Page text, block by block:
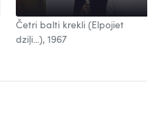
Četri balti krekli (Elpojiet
dziļi...), 1967